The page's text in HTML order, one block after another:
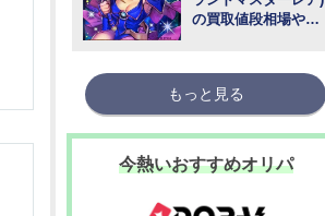
の買取値段相場や価
もっと見る
今熱いおすすめオリパ